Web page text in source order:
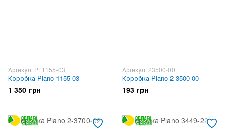
Артикул: PL1155-03
Коробка Plano 1155-03
1 350 грн
Артикул: 23500-00
Коробка Plano 2-3500-00
193 грн